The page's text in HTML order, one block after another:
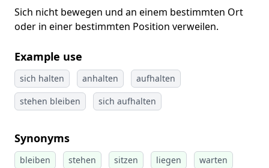
Sich nicht bewegen und an einem bestimmten Ort
oder in einer bestimmten Position verweilen.
Example use
sich halten anhalten
aufhalten
stehen bleiben
sich aufhalten
Synonyms
bleiben stehen sitzen liegen warten